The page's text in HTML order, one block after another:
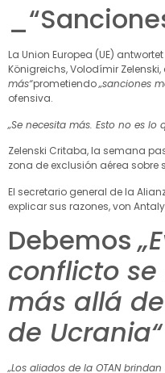
La Union Europea (UE)
Königreichs, Volodímir
más“prometiendo„sanciones
ofensiva.
„Se necesita más. Esto no es lo
Zelenski Critaba, la semana
zona de exclusión aérea sobre
El secretario general de la
explicar sus razones, von
Debemos
conflicto
más allá
de Ucrania“
„Los aliados de la OTAN